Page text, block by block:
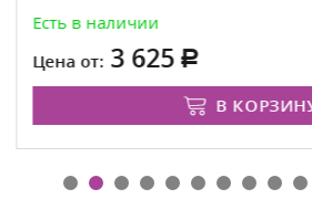
Есть в наличии
Цена от: 3 625
В